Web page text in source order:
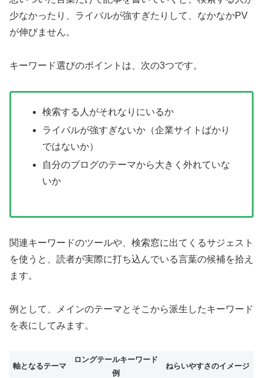
少なかったり、ライバルが強すぎたりして、なかなかPV
が伸びません。
キーワード選びのポイントは、次の3つです。
検索する人がそれなりにいるか
ライバルが強すぎないか（企業サイトばかり
ではないか）
自分のブログのテーマから大きく外れていな
いか
関連キーワードのツールや、検索窓に出てくるサジェスト
を使うと、読者が実際に打ち込んでいる言葉の候補を拾え
ます。
例として、メインのテーマとそこから派生したキーワード
を表にしてみます。
軸となるテーマ
ロングテールキーワード
例
ねらいやすさのイメージ